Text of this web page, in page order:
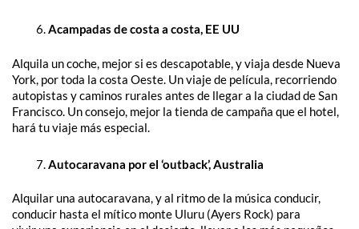
Acampadas de costa a costa, EE UU
Alquila un coche, mejor si es descapotable, y viaja desde Nueva
York, por toda la costa Oeste. Un viaje de película, recorriendo
autopistas y caminos rurales antes de llegar a la ciudad de San
Francisco. Un consejo, mejor la tienda de campaña que el hotel,
hará tu viaje más especial.
Autocaravana por el ‘outback’, Australia
Alquilar una autocaravana, y al ritmo de la música conducir,
conducir hasta el mítico monte Uluru (Ayers Rock) para